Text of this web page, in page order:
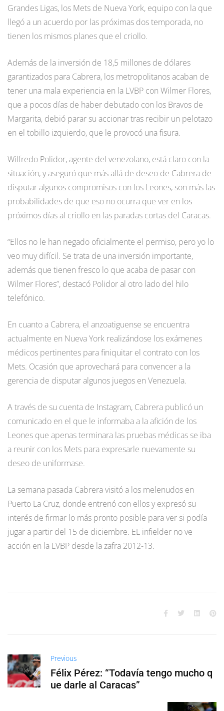
Grandes Ligas, los Mets de Nueva York, equipo con la que
llegó a un acuerdo por las próximas dos temporada, no
tienen los mismos planes que el criollo.
Además de la inversión de 18,5 millones de dólares
garantizados para Cabrera, los metropolitanos acaban de
tener una mala experiencia en la LVBP con Wilmer Flores,
que a pocos días de haber debutado con los Bravos de
Margarita, debió parar su accionar tras recibir un pelotazo
en el tobillo izquierdo, que le provocó una fisura.
Wilfredo Polidor, agente del venezolano, está claro con la
situación, y aseguró que más allá de deseo de Cabrera de
disputar algunos compromisos con los Leones, son más las
probabilidades de que eso no ocurra que ver en los
próximos días al criollo en las paradas cortas del Caracas.
“Ellos no le han negado oficialmente el permiso, pero yo lo
veo muy difícil. Se trata de una inversión importante,
además que tienen fresco lo que acaba de pasar con
Wilmer Flores”, destacó Polidor al otro lado del hilo
telefónico.
En cuanto a Cabrera, el anzoatiguense se encuentra
actualmente en Nueva York realizándose los exámenes
médicos pertinentes para finiquitar el contrato con los
Mets. Ocasión que aprovechará para convencer a la
gerencia de disputar algunos juegos en Venezuela.
A través de su cuenta de Instagram, Cabrera publicó un
comunicado en el que le informaba a la afición de los
Leones que apenas terminara las pruebas médicas se iba
a reunir con los Mets para expresarle nuevamente su
deseo de uniformase.
La semana pasada Cabrera visitó a los melenudos en
Puerto La Cruz, donde entrenó con ellos y expresó su
interés de firmar lo más pronto posible para ver si podía
jugar a partir del 15 de diciembre. EL infielder no ve
acción en la LVBP desde la zafra 2012-13.
Previous
Félix Pérez: “Todavía tengo mucho q
ue darle al Caracas”